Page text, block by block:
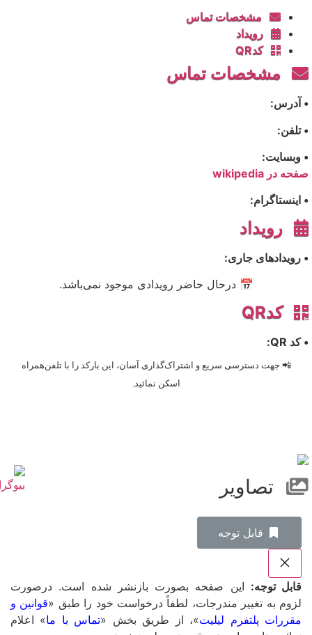
مشخصات تماس
رویداد
کدQR
مشخصات تماس
• آدرس:
• تلفن:
• وبسایت:
صفحه در wikipedia
• اینستاگرام:
رویداد
• رویدادهای جاری:
📅 درحال حاضر رویدادی موجود نمی‌باشد.
کدQR
• کد QR:
📲 جهت دسترسی سریع و اشتراک‌گذاری آسان، این بارکد را با تلفن‌همراه
اسکن نمائید.
تصاویر
‌قابل توجه
قابل توجه: این صفحه بصورت بازنشر شده است. درصورت
لزوم به تغییر مندرجات، لطفاً درخواست خود را طبق «قوانین و
مقررات پلتفرم لیلیت»، از طریق بخش «تماس با ما» اعلام